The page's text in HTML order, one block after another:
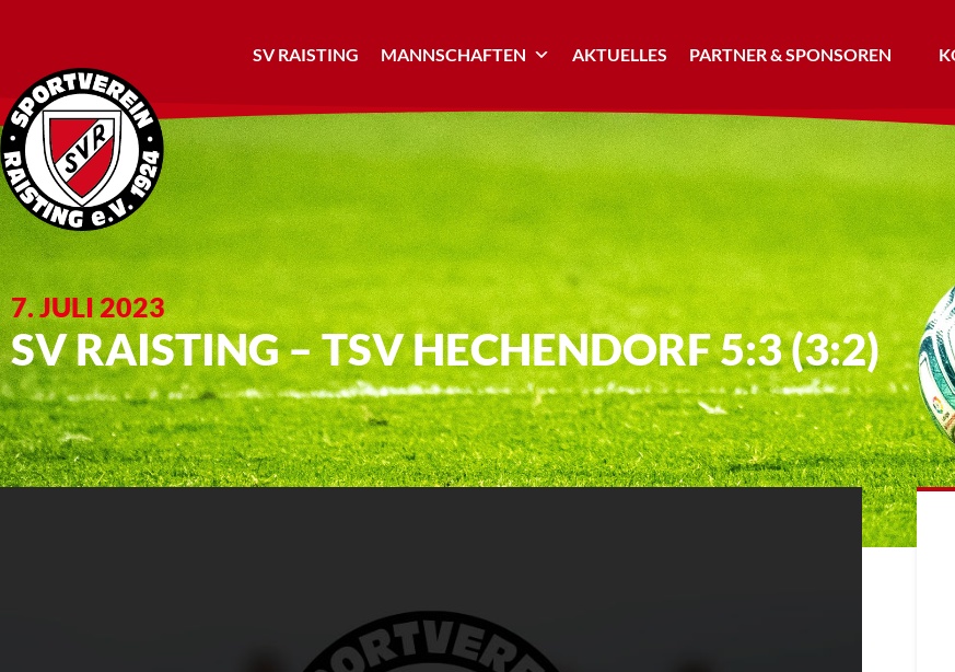
SV RAISTING MANNSCHAFTEN AKTUELLES PARTNER & SPONSOREN
7. JULI 2023
SV RAISTING – TSV HECHENDORF 5:3 (3:2)